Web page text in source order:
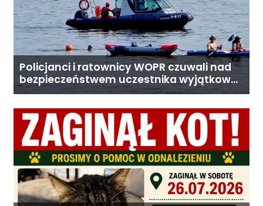
Policjanci i ratownicy WOPR czuwali nad
bezpieczeństwem uczestnika wyjątkowej
wyprawy